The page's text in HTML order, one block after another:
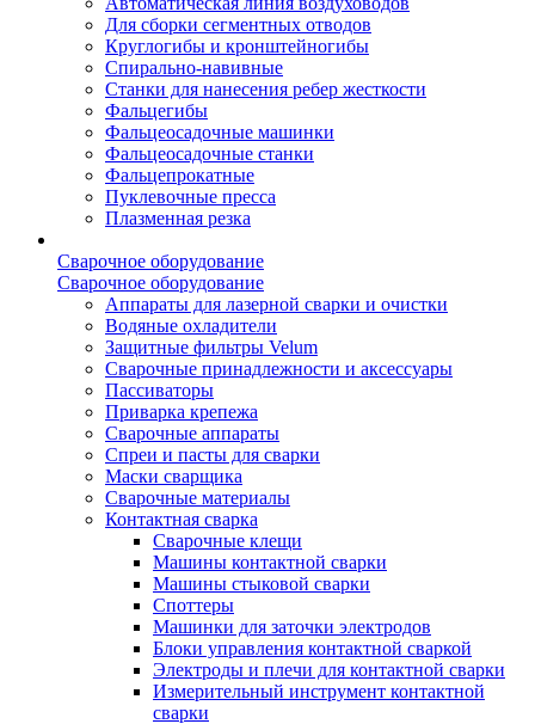
Для сборки сегментных отводов
Круглогибы и кронштейногибы
Спирально-навивные
Станки для нанесения ребер жесткости
Фальцегибы
Фальцеосадочные машинки
Фальцеосадочные станки
Фальцепрокатные
Пуклевочные пресса
Плазменная резка
Сварочное оборудование
Сварочное оборудование
Аппараты для лазерной сварки и очистки
Водяные охладители
Защитные фильтры Velum
Сварочные принадлежности и аксессуары
Пассиваторы
Приварка крепежа
Сварочные аппараты
Спреи и пасты для сварки
Маски сварщика
Сварочные материалы
Контактная сварка
Сварочные клещи
Машины контактной сварки
Машины стыковой сварки
Споттеры
Машинки для заточки электродов
Блоки управления контактной сваркой
Электроды и плечи для контактной сварки
Измерительный инструмент контактной
сварки